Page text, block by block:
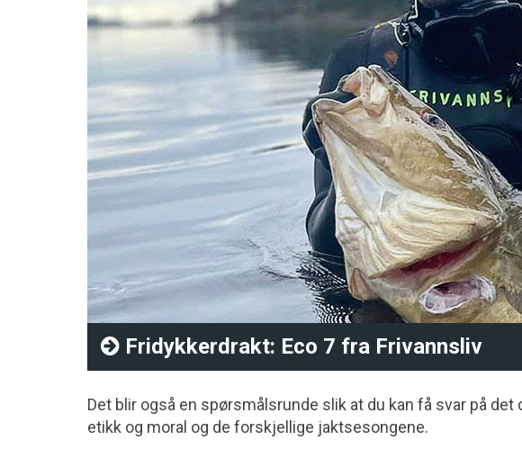
Fridykkerdrakt: Eco 7 fra Frivannsliv
Det blir også en spørsmålsrunde slik at du kan få svar på
etikk og moral og de forskjellige jaktsesongene.